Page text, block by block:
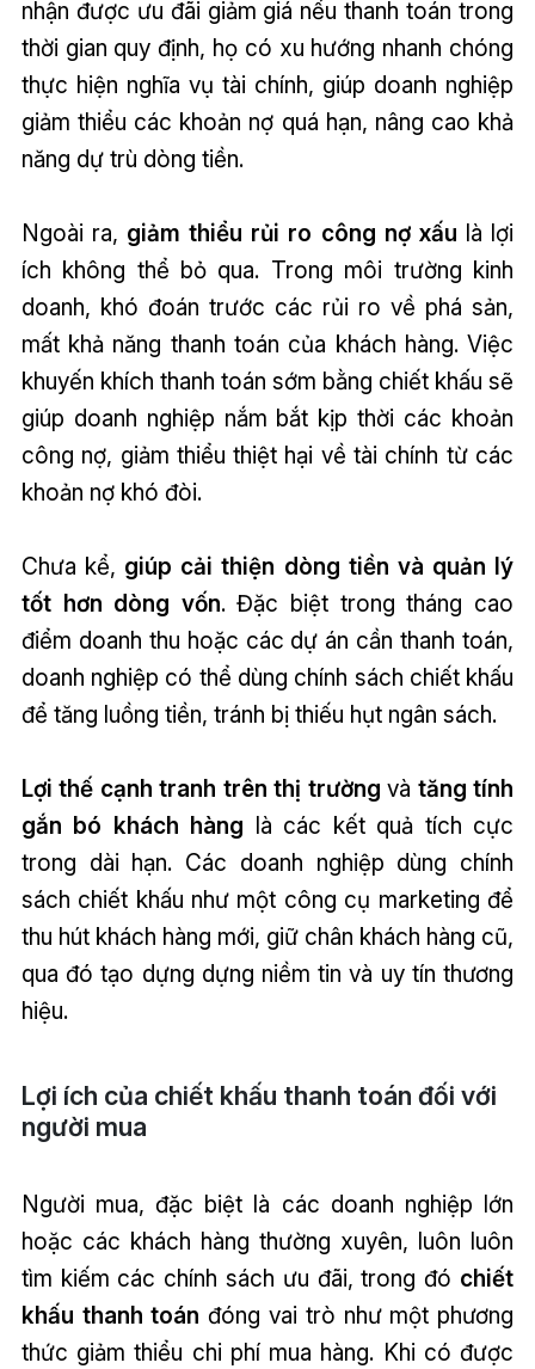
nhận được ưu đãi giảm giá nếu thanh toán trong
thời gian quy định, họ có xu hướng nhanh chóng
thực hiện nghĩa vụ tài chính, giúp doanh nghiệp
giảm thiểu các khoản nợ quá hạn, nâng cao khả
năng dự trù dòng tiền.
Ngoài ra, giảm thiểu rủi ro công nợ xấu là lợi
ích không thể bỏ qua. Trong môi trường kinh
doanh, khó đoán trước các rủi ro về phá sản,
mất khả năng thanh toán của khách hàng. Việc
khuyến khích thanh toán sớm bằng chiết khấu sẽ
giúp doanh nghiệp nắm bắt kịp thời các khoản
công nợ, giảm thiểu thiệt hại về tài chính từ các
khoản nợ khó đòi.
Chưa kể, giúp cải thiện dòng tiền và quản lý
tốt hơn dòng vốn. Đặc biệt trong tháng cao
điểm doanh thu hoặc các dự án cần thanh toán,
doanh nghiệp có thể dùng chính sách chiết khấu
để tăng luồng tiền, tránh bị thiếu hụt ngân sách.
Lợi thế cạnh tranh trên thị trường và tăng tính
gắn bó khách hàng là các kết quả tích cực
trong dài hạn. Các doanh nghiệp dùng chính
sách chiết khấu như một công cụ marketing để
thu hút khách hàng mới, giữ chân khách hàng cũ,
qua đó tạo dựng dựng niềm tin và uy tín thương
hiệu.
Lợi ích của chiết khấu thanh toán đối với
người mua
Người mua, đặc biệt là các doanh nghiệp lớn
hoặc các khách hàng thường xuyên, luôn luôn
tìm kiếm các chính sách ưu đãi, trong đó chiết
khấu thanh toán đóng vai trò như một phương
thức giảm thiểu chi phí mua hàng. Khi có được